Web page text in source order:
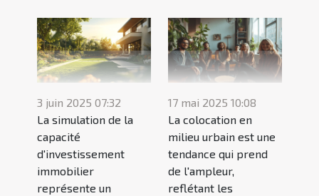
3 juin 2025 07:32
La simulation de la
capacité
d'investissement
immobilier
représente un
17 mai 2025 10:08
La colocation en
milieu urbain est une
tendance qui prend
de l'ampleur,
reflétant les